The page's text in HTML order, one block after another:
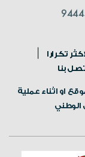
تكرارا
بنا
او اثناء عملية
الوطني